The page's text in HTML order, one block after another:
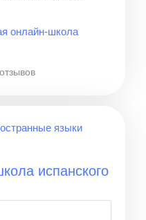
онлайн-школа
языки
испанского